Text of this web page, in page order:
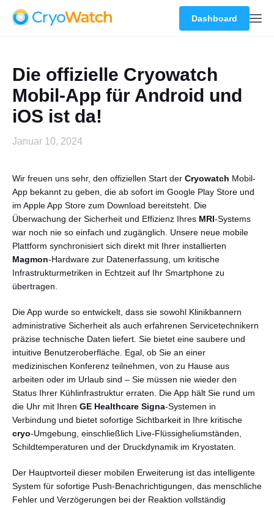
Deutsch
Dashboard
Die offizielle Cryowatch
Mobil-App für Android und
iOS ist da!
Januar 10, 2024
Wir freuen uns sehr, den offiziellen Start der Cryowatch Mobil-
App bekannt zu geben, die ab sofort im Google Play Store und
im Apple App Store zum Download bereitsteht. Die
Überwachung der Sicherheit und Effizienz Ihres MRI-Systems
war noch nie so einfach und zugänglich. Unsere neue mobile
Plattform synchronisiert sich direkt mit Ihrer installierten
Magmon-Hardware zur Datenerfassung, um kritische
Infrastrukturmetriken in Echtzeit auf Ihr Smartphone zu
übertragen.
Die App wurde so entwickelt, dass sie sowohl Klinikbannern
administrative Sicherheit als auch erfahrenen Servicetechnikern
präzise technische Daten liefert. Sie bietet eine saubere und
intuitive Benutzeroberfläche. Egal, ob Sie an einer
medizinischen Konferenz teilnehmen, von zu Hause aus
arbeiten oder im Urlaub sind – Sie müssen nie wieder den
Status Ihrer Kühlinfrastruktur erraten. Die App hält Sie rund um
die Uhr mit Ihren GE Healthcare Signa-Systemen in
Verbindung und bietet sofortige Sichtbarkeit in Ihre kritische
cryo-Umgebung, einschließlich Live-Flüssigheliumständen,
Schildtemperaturen und der Druckdynamik im Kryostaten.
Der Hauptvorteil dieser mobilen Erweiterung ist das intelligente
System für sofortige Push-Benachrichtigungen, das menschliche
Fehler und Verzögerungen bei der Reaktion vollständig